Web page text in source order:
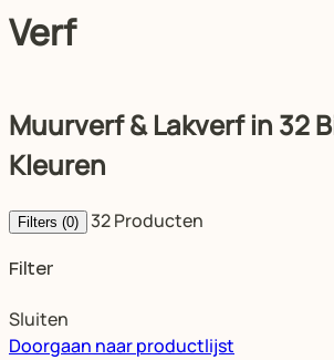
Verf
Muurverf & Lakverf in 32
Kleuren
Filters (0) 32Producten
Filter
Sluiten
Doorgaan naar productlijst